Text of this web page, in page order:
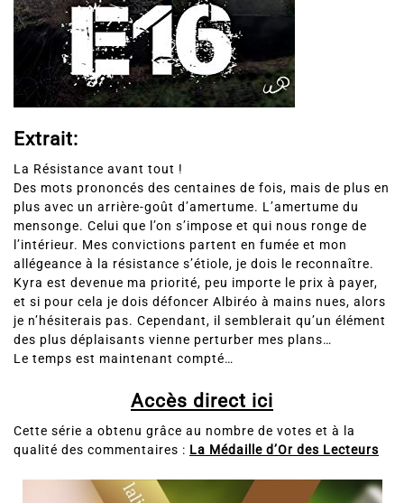
Extrait:
La Résistance avant tout !
Des mots prononcés des centaines de fois, mais de plus en
plus avec un arrière-goût d’amertume. L’amertume du
mensonge. Celui que l’on s’impose et qui nous ronge de
l’intérieur. Mes convictions partent en fumée et mon
allégeance à la résistance s’étiole, je dois le reconnaître.
Kyra est devenue ma priorité, peu importe le prix à payer,
et si pour cela je dois défoncer Albiréo à mains nues, alors
je n’hésiterais pas. Cependant, il semblerait qu’un élément
des plus déplaisants vienne perturber mes plans…
Le temps est maintenant compté…
Accès direct ici
Cette série a obtenu grâce au nombre de votes et à la
qualité des commentaires : La Médaille d’Or des Lecteurs